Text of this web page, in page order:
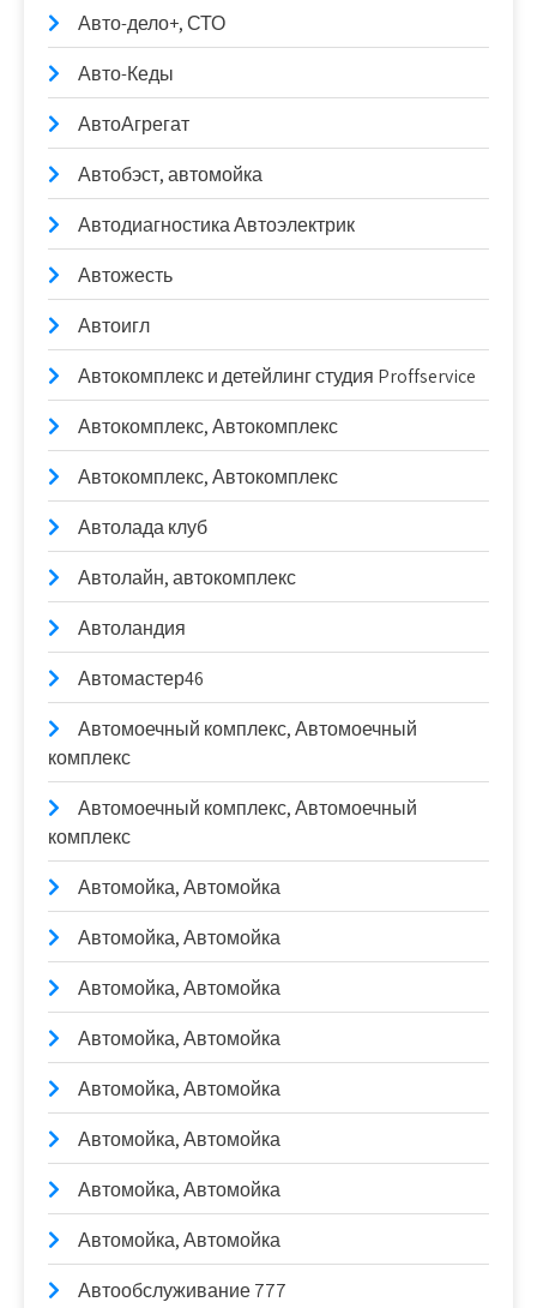
Авто-дело+, СТО
Авто-Кеды
АвтоАгрегат
Автобэст, автомойка
Автодиагностика Автоэлектрик
Автожесть
Автоигл
Автокомплекс и детейлинг студия Proffservice
Автокомплекс, Автокомплекс
Автокомплекс, Автокомплекс
Автолада клуб
Автолайн, автокомплекс
Автоландия
Автомастер46
Автомоечный комплекс, Автомоечный
комплекс
Автомоечный комплекс, Автомоечный
комплекс
Автомойка, Автомойка
Автомойка, Автомойка
Автомойка, Автомойка
Автомойка, Автомойка
Автомойка, Автомойка
Автомойка, Автомойка
Автомойка, Автомойка
Автомойка, Автомойка
Автообслуживание 777